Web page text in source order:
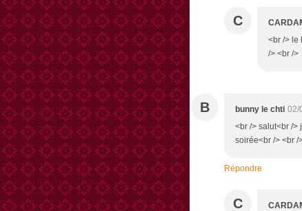
C
<br /> le
/> <br />
B bunny le chti 02/
<br /> salut<br />
soirée<br /> <br /
Répondre
C